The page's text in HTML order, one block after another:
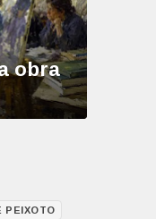
obra
PEIXOTO